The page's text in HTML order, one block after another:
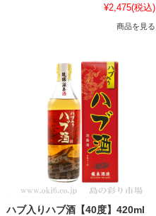
¥2,475(税込)
商品を見る
ハブ入りハブ酒【40度】420ml